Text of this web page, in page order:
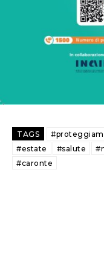
TAGS
#estate
#salute
#caronte